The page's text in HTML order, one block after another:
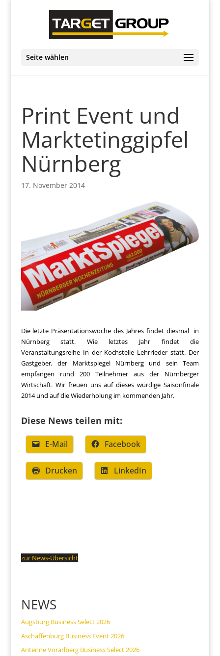
Seite wählen
Print Event und
Marktetinggipfel
Nürnberg
17. November 2014
Die letzte Präsentationswoche des Jahres findet diesmal in
Nürnberg statt. Wie letztes Jahr findet die
Veranstaltungsreihe In der Kochstelle Lehrrieder statt. Der
Gastgeber, der Marktspiegel Nürnberg und sein Team
empfangen rund 200 Teilnehmer aus der Nürnberger
Wirtschaft. Wir freuen uns auf dieses würdige Saisonfinale
2014 und auf die Wiederholung im kommenden Jahr.
Diese News teilen mit:
E-Mail Facebook
Drucken LinkedIn
zur News-Übersicht
NEWS
Augsburg Business Select 2026
Aschaffenburg Business Event 2026
Antenne Vorarlberg Business Select 2026